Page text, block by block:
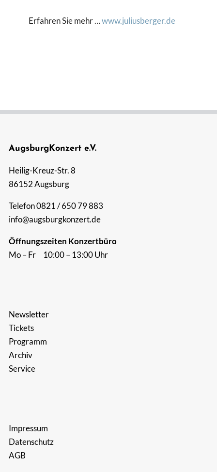
Erfahren Sie mehr …www.juliusberger.de
AugsburgKonzert e.V.
Heilig-Kreuz-Str. 8
86152 Augsburg
Telefon 0821 / 650 79 883
info@augsburgkonzert.de
Öffnungszeiten Konzertbüro
Mo – Fr 10:00 – 13:00 Uhr
Newsletter
Tickets
Programm
Archiv
Service
Impressum
Datenschutz
AGB